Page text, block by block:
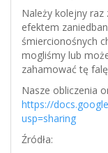
Należy kolejny
efektem
śmiercionośnych
mogliśmy lub
zahamować tę
Nasze obliczenia
https://
usp=sharing
Źródła: